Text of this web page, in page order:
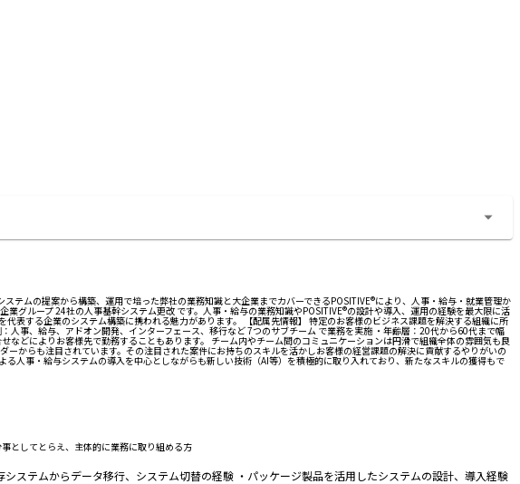
テムの提案から構築、運用で培った弊社の業務知識と大企業までカバーできるPOSITIVE®により、人事・給与・就業管理か
グループ 24社の人事基幹システム更改 です。人事・給与の業務知識やPOSITIVE®の設計や導入、運用の経験を最大限に活
表する企業のシステム構築に携われる魅力があります。 【配属先情報】 特定のお客様のビジネス課題を解決する組織に所
事、給与、アドオン開発、インターフェース、移行など 7つのサブチーム で業務を実施 ・年齢層：20代から60代まで幅
どによりお客様先で勤務することもあります。 チーム内やチーム間のコミュニケーションは円滑で組織全体の雰囲気も良
からも注目されています。その注目された案件にお持ちのスキルを活かしお客様の経営課題の解決に貢献するやりがいの
人事・給与システムの導入を中心としながらも新しい技術（AI等）を積極的に取り入れており、新たなスキルの獲得もで
としてとらえ、主体的に業務に取り組める方
ステムからデータ移行、システム切替の経験 ・パッケージ製品を活用したシステムの設計、導入経験